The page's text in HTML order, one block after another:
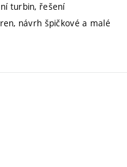
turbin, řešení
návrh špičkové a malé